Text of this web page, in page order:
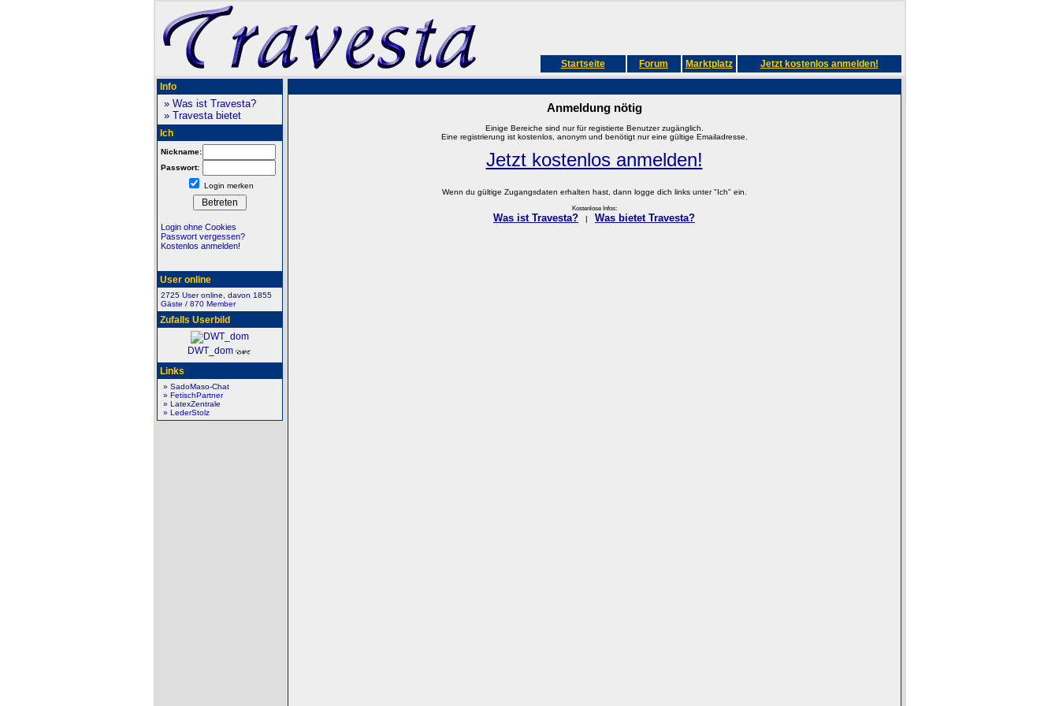
Startseite Forum Marktplatz Jetzt kostenlos anmelden!
Info
» Was ist Travesta?
» Travesta bietet
Ich
Nickname:
Passwort:
Login merken
Login ohne Cookies
Passwort vergessen?
Kostenlos anmelden!
User online
2725 User online, davon 1855
Gäste / 870 Member
Zufalls Userbild
DWT_dom
Links
» SadoMaso-Chat
» FetischPartner
» LatexZentrale
» LederStolz
Anmeldung nötig
Einige Bereiche sind nur für registierte Benutzer zugänglich.
Eine registrierung ist kostenlos, anonym und benötigt nur eine gültige Emailadresse.
Jetzt kostenlos anmelden!
Wenn du gültige Zugangsdaten erhalten hast, dann logge dich links unter "Ich" ein.
Kostenlose Infos:
Was ist Travesta? Was bietet Travesta?